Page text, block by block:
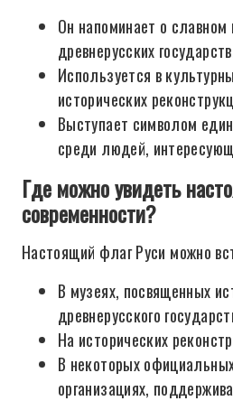
Он напоминает о
древнерусских
Используется в
исторических
Выступает символом
среди людей,
Где можно увидеть
современности?
Настоящий флаг Руси можно
В музеях, посвященных
древнерусского
На исторических
В некоторых
организациях,